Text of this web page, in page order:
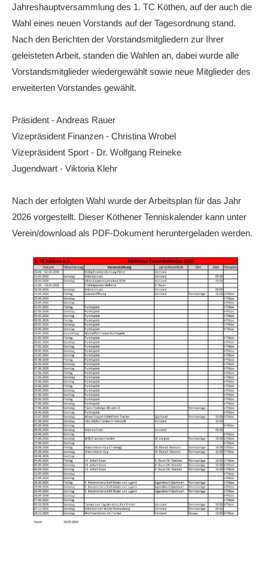
Die Geschichte
Die Sponsoren
MANNSCHAFTEN
Erwachsene
Jugend
Trainingszeiten
Trainer
Platz buchen
Kinder- und Jugendtraining
EVENTS & TURNIERE
Anhalt Open Senioren
4-Städte-Turnier
Unternehmer-Cup 2026
5. Kreismeisterschaften Anhalt Bitterfeld Kinder und
Jugend 2026
Vereinsturniere 2026
Jahreshauptversammlung des 1. TC Köthen, auf der auch die
Wahl eines neuen Vorstands auf der Tagesordnung stand.
Nach den Berichten der Vorstandsmitgliedern zur Ihrer
geleisteten Arbeit, standen die Wahlen an, dabei wurde alle
Vorstandsmitglieder wiedergewählt sowie neue Mitglieder des
erweiterten Vorstandes gewählt.
Präsident - Andreas Rauer
Vizepräsident Finanzen - Christina Wrobel
Vizepräsident Sport - Dr. Wolfgang Reineke
Jugendwart - Viktoria Klehr
Nach der erfolgten Wahl wurde der Arbeitsplan für das Jahr
2026 vorgestellt. Dieser Köthener Tenniskalender kann unter
Verein/download als PDF-Dokument heruntergeladen werden.